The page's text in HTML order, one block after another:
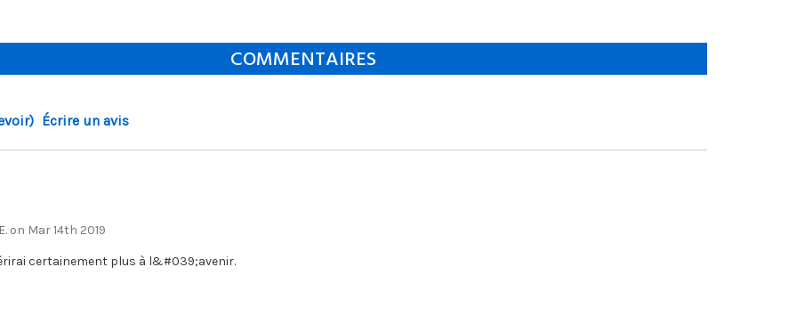
COMMENTAIRES
Écrire un avis
on Mar 14th 2019
certainement plus à l&#039;avenir.